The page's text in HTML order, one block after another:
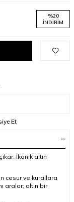
%20
İNDIRIM
Et
İkonik altın
cesur ve kurallara
aralar; altın bir